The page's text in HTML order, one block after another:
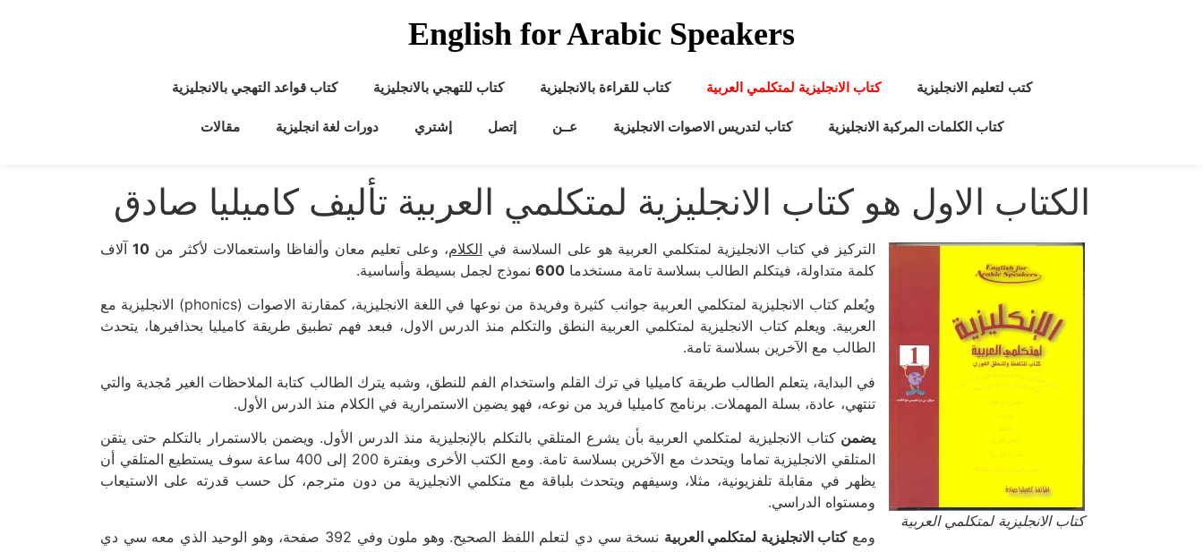
English for Arabic Speakers
كتب لتعليم الانجليزية كتاب الانجليزية لمتكلمي العربية كتاب للقراءة بالانجليزية كتاب للتهجي بالانجليزية كتاب قواعد التهجي بالانجليزية
كتاب الكلمات المركبة الانجليزية كتاب لتدريس الاصوات الانجليزية عــن إتصل إشتري دورات لغة انجليزية مقالات
الكتاب الاول هو كتاب الانجليزية لمتكلمي العربية تأليف كاميليا صادق
كتاب الانجليزية لمتكلمي العربية
التركيز في كتاب الانجليزية لمتكلمي العربية هو على السلاسة في الكلام، وعلى تعليم معان وألفاظا واستعمالات لأكثر من 10آلاف
كلمة متداولة، فيتكلم الطالب بسلاسة تامة مستخدما 600 نموذج لجمل بسيطة وأساسية.
ويُعلم كتاب الانجليزية لمتكلمي العربية جوانب كثيرة وفريدة من نوعها في اللغة الانجليزية، كمقارنة الاصوات (phonics) الانجليزية مع
العربية. ويعلم كتاب الانجليزية لمتكلمي العربية النطق والتكلم منذ الدرس الاول، فبعد فهم تطبيق طريقة كاميليا بحذافيرها، يتحدث
الطالب مع الآخرين بسلاسة تامة.
في البداية، يتعلم الطالب طريقة كاميليا في ترك القلم واستخدام الفم للنطق، وشبه يترك الطالب كتابة الملاحظات الغير مُجدية والتي
تنتهي، عادة، بسلة المهملات. برنامج كاميليا فريد من نوعه، فهو يضمِن الاستمرارية في الكلام منذ الدرس الأول.
يضمنكتاب الانجليزية لمتكلمي العربية بأن يشرع المتلقي بالتكلم بالإنجليزية منذ الدرس الأول. ويضمن بالاستمرار بالتكلم حتى يتقن
المتلقي الانجليزية تماما ويتحدث مع الآخرين بسلاسة تامة. ومع الكتب الأخرى وبفترة 200 إلى 400 ساعة سوف يستطيع المتلقي أن
يظهر في مقابلة تلفزيونية، مثلا، وسيفهم ويتحدث بلباقة مع متكلمي الانجليزية من دون مترجم، كل حسب قدرته على الاستيعاب
ومستواه الدراسي.
ومعكتاب الانجليزية لمتكلمي العربية
نسخة سي دي لتعلم اللفظ الصحيح. وهو ملون وفي 392 صفحة، وهو الوحيد الذي معه سي دي